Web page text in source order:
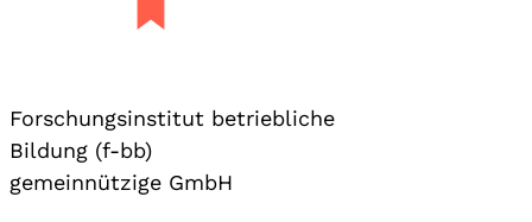
Forschungsinstitut betriebliche
Bildung (f-bb)
gemeinnützige GmbH